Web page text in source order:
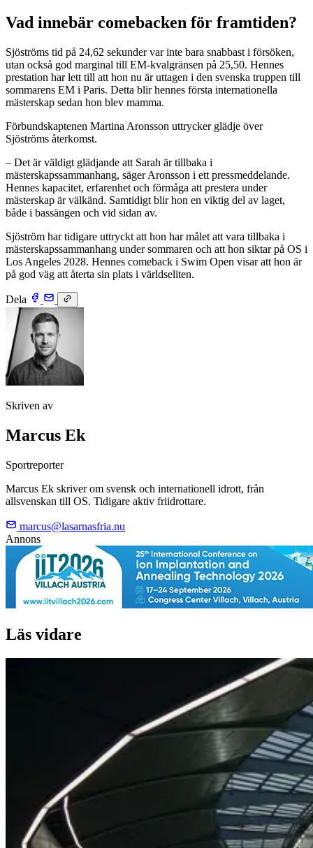
Vad innebär comebacken för framtiden?
Sjöströms tid på 24,62 sekunder var inte bara snabbast i försöken,
utan också god marginal till EM-kvalgränsen på 25,50. Hennes
prestation har lett till att hon nu är uttagen i den svenska truppen till
sommarens EM i Paris. Detta blir hennes första internationella
mästerskap sedan hon blev mamma.
Förbundskaptenen Martina Aronsson uttrycker glädje över
Sjöströms återkomst.
– Det är väldigt glädjande att Sarah är tillbaka i
mästerskapssammanhang, säger Aronsson i ett pressmeddelande.
Hennes kapacitet, erfarenhet och förmåga att prestera under
mästerskap är välkänd. Samtidigt blir hon en viktig del av laget,
både i bassängen och vid sidan av.
Sjöström har tidigare uttryckt att hon har målet att vara tillbaka i
mästerskapssammanhang under sommaren och att hon siktar på OS i
Los Angeles 2028. Hennes comeback i Swim Open visar att hon är
på god väg att återta sin plats i världseliten.
Dela
Skriven av
Marcus Ek
Sportreporter
Marcus Ek skriver om svensk och internationell idrott, från
allsvenskan till OS. Tidigare aktiv friidrottare.
marcus@lasarnasfria.nu
Annons
Läs vidare